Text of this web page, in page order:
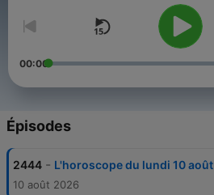
00:00
Épisodes
2444 - L'horoscope du lundi 10 août
10 août 2026